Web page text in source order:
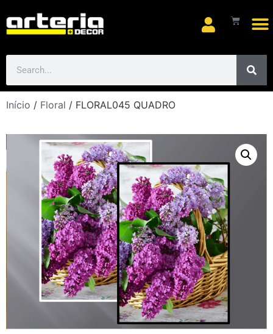
Início / Floral / FLORAL045 QUADRO